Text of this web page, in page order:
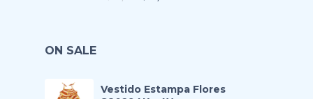
ON SALE
Vestido Estampa Flores